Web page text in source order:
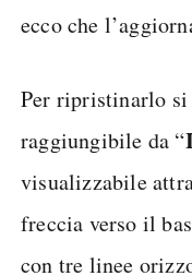
ecco che
Per ripristinarlo si
raggiungibile da “
visualizzabile
freccia verso il
con tre linee